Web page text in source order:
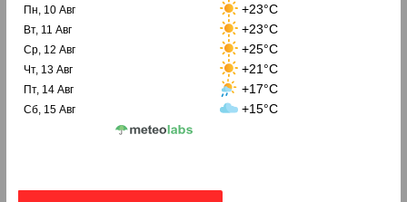
Пн, 10 Авг +23°C
Вт, 11 Авг +23°C
Ср, 12 Авг +25°C
Чт, 13 Авг +21°C
Пт, 14 Авг +17°C
Сб, 15 Авг +15°C